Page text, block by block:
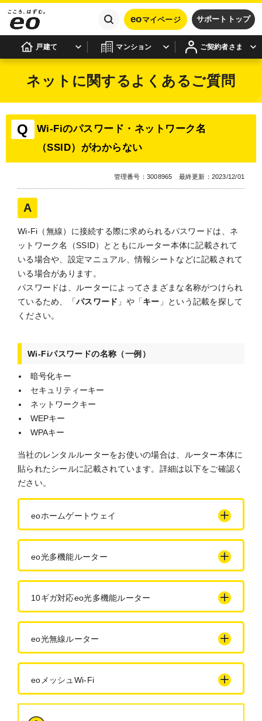
eoマイページ サポートトップ
戸建て マンション ご契約者さま
ネットに関するよくあるご質問
Wi-Fiのパスワード・ネットワーク名
（SSID）がわからない
管理番号：3008965 最終更新：2023/12/01
Wi-Fi（無線）に接続する際に求められるパスワードは、ネ
ットワーク名（SSID）とともにルーター本体に記載されて
いる場合や、設定マニュアル、情報シートなどに記載されて
いる場合があります。
パスワードは、ルーターによってさまざまな名称がつけられ
ているため、「パスワード 」や「キー 」という記載を探して
ください。
Wi-Fiパスワードの名称（一例）
暗号化キー
セキュリティーキー
ネットワークキー
WEPキー
WPAキー
当社のレンタルルーターをお使いの場合は、ルーター本体に
貼られたシールに記載されています。詳細は以下をご確認く
ださい。
eoホームゲートウェイ
eo光多機能ルーター
10ギガ対応eo光多機能ルーター
eo光無線ルーター
eoメッシュWi-Fi